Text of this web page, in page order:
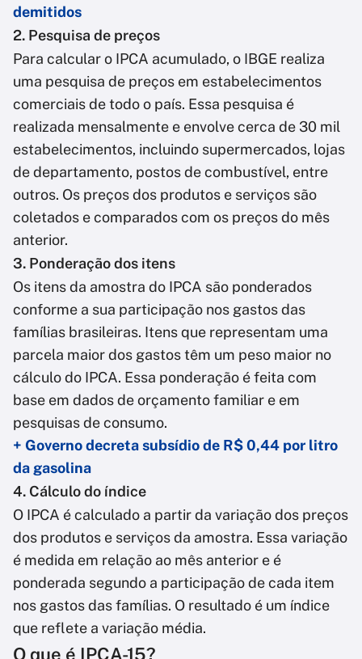
demitidos
2. Pesquisa de preços
Para calcular o IPCA acumulado, o IBGE realiza
uma pesquisa de preços em estabelecimentos
comerciais de todo o país. Essa pesquisa é
realizada mensalmente e envolve cerca de 30 mil
estabelecimentos, incluindo supermercados, lojas
de departamento, postos de combustível, entre
outros. Os preços dos produtos e serviços são
coletados e comparados com os preços do mês
anterior.
3. Ponderação dos itens
Os itens da amostra do IPCA são ponderados
conforme a sua participação nos gastos das
famílias brasileiras. Itens que representam uma
parcela maior dos gastos têm um peso maior no
cálculo do IPCA. Essa ponderação é feita com
base em dados de orçamento familiar e em
pesquisas de consumo.
+ Governo decreta subsídio de R$ 0,44 por litro
da gasolina
4. Cálculo do índice
O IPCA é calculado a partir da variação dos preços
dos produtos e serviços da amostra. Essa variação
é medida em relação ao mês anterior e é
ponderada segundo a participação de cada item
nos gastos das famílias. O resultado é um índice
que reflete a variação média.
O que é IPCA-15?